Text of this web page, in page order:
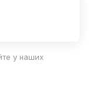
у наших